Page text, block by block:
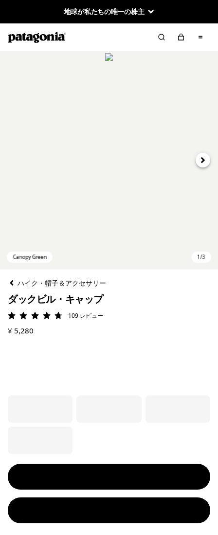
地球が私たちの唯一の株主
次へ
ハイク・帽子＆アクセサリー
ダックビル・キャップ
評価: 4.7 / 5109 レビュー
¥ 5,280